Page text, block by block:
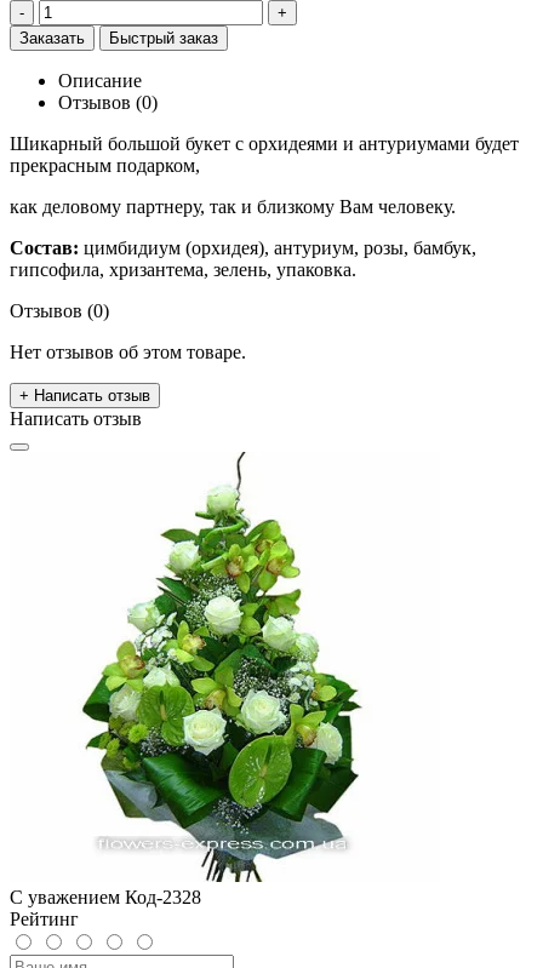
-
+
Заказать
Быстрый заказ
Описание
Отзывов (0)
Шикарный большой букет с орхидеями и антуриумами будет
прекрасным подарком,
как деловому партнеру, так и близкому Вам человеку.
Состав: цимбидиум (орхидея), антуриум, розы, бамбук,
гипсофила, хризантема, зелень, упаковка.
Отзывов (0)
Нет отзывов об этом товаре.
+ Написать отзыв
Написать отзыв
С уважением Код-2328
Рейтинг